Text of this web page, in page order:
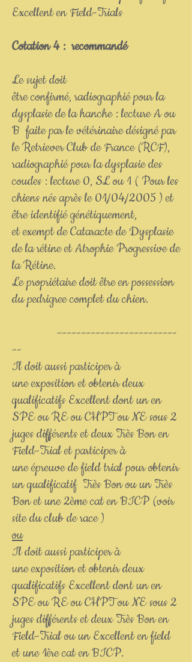
Excellent en Field-Trials
Cotation 4 : recommandé
Le sujet doit
être confirmé, radiographié pour la
dysplasie de la hanche : lecture A ou
B faite par le vétérinaire désigné par
le Retriever Club de France (RCF),
radiographié pour la dysplasie des
coudes : lecture 0, SL ou 1 ( Pour les
chiens nés après le 01/04/2005 ) et
être identifié génétiquement,
et exempt de Cataracte de Dysplasie
de la rétine et Atrophie Progressive de
la Rétine.
Le propriétaire doit être en possession
du pedrigree complet du chien.
-------------------------
--
Il doit aussi participer à
une exposition et obtenir deux
qualificatifs Excellent dont un en
SPE ou RE ou CHPT ou NE sous 2
juges différents et deux Très Bon en
Field-Trial et participer à
une épreuve de field trial pour obtenir
un qualificatif Très Bon ou un Très
Bon et une 2ème cat en BICP (voir
site du club de race )
ou
Il doit aussi participer à
une exposition et obtenir deux
qualificatifs Excellent dont un en
SPE ou RE ou CHPT ou NE sous 2
juges différents et deux Très Bon en
Field-Trial ou un Excellent en field
et une 1ère cat en BICP.